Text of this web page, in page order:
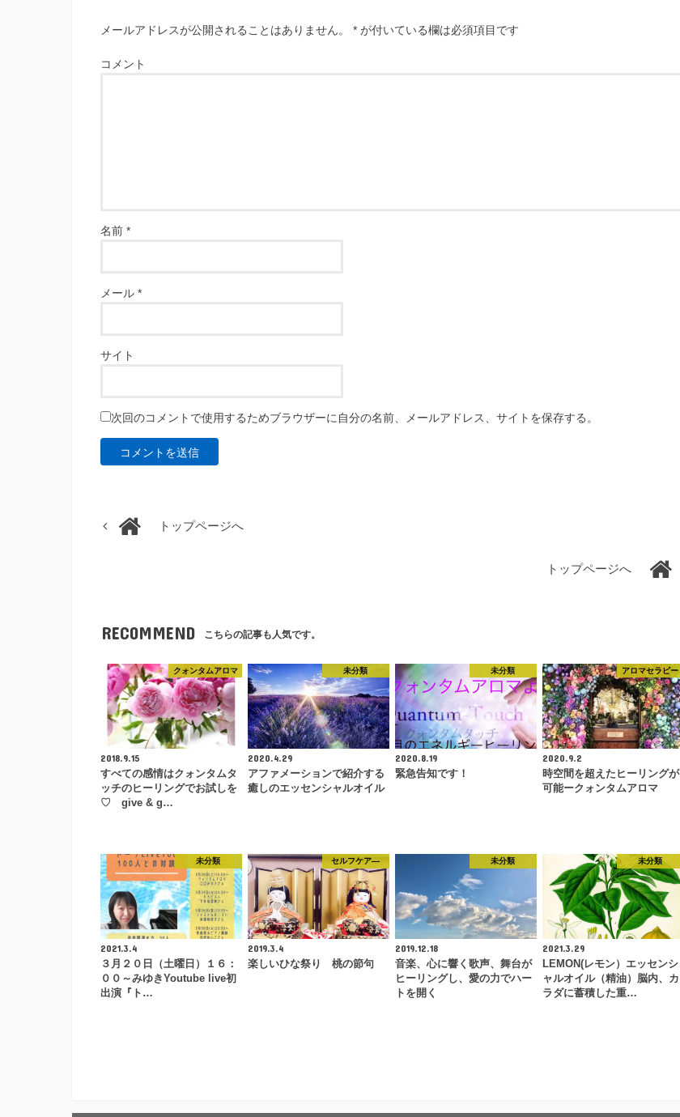
メールアドレスが公開されることはありません。 * が付いている欄は必須項目です
コメント
名前 *
メール *
サイト
次回のコメントで使用するためブラウザーに自分の名前、メールアドレス、サイトを保存する。
トップページへ
トップページへ
RECOMMEND こちらの記事も人気です。
クォンタムアロマ
2018.9.15
すべての感情はクォンタムタ
ッチのヒーリングでお試しを
♡ give & g…
未分類
2020.4.29
アファメーションで紹介する
癒しのエッセンシャルオイル
未分類
2020.8.19
緊急告知です！
アロマセラピー
2020.9.2
時空間を超えたヒーリングが
可能ークォンタムアロマ
未分類
2021.3.4
３月２０日（土曜日）１６：
００～みゆきYoutube live初
出演『ト…
セルフケア―
2019.3.4
楽しいひな祭り 桃の節句
未分類
2019.12.18
音楽、心に響く歌声、舞台が
ヒーリングし、愛の力でハー
トを開く
未分類
2021.3.29
LEMON(レモン）エッセンシ
ャルオイル（精油）脳内、カ
ラダに蓄積した重…